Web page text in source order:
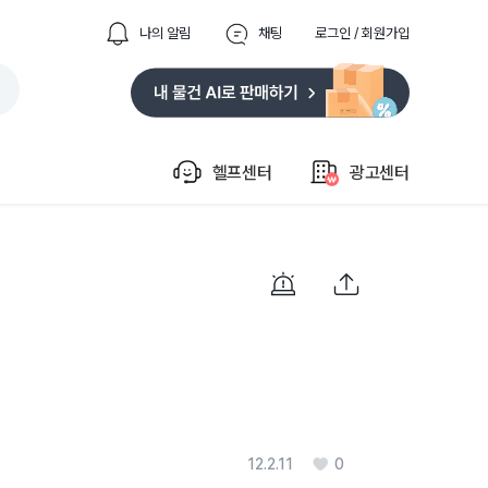
나의 알림 채팅 로그인 / 회원가입
헬프센터 광고센터
12.2.11 0